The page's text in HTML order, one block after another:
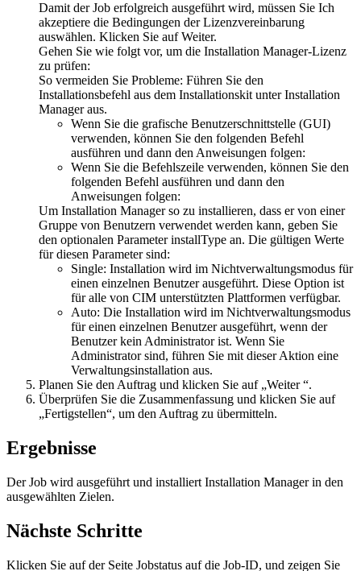
Damit der Job erfolgreich ausgeführt wird, müssen Sie Ich
akzeptiere die Bedingungen der Lizenzvereinbarung
auswählen. Klicken Sie aufWeiter.
Gehen Sie wie folgt vor, um die Installation Manager-Lizenz
zu prüfen:
So vermeiden Sie Probleme: Führen Sie den
Installationsbefehl aus dem Installationskit unter Installation
Manager aus.
Wenn Sie die grafische Benutzerschnittstelle (GUI)
verwenden, können Sie den folgenden Befehl
ausführen und dann den Anweisungen folgen:
Wenn Sie die Befehlszeile verwenden, können Sie den
folgenden Befehl ausführen und dann den
Anweisungen folgen:
Um Installation Manager so zu installieren, dass er von einer
Gruppe von Benutzern verwendet werden kann, geben Sie
den optionalen ParameterinstallType an. Die gültigen Werte
für diesen Parameter sind:
Single: Installation wird im Nichtverwaltungsmodus für
einen einzelnen Benutzer ausgeführt. Diese Option ist
für alle von CIM unterstützten Plattformen verfügbar.
Auto: Die Installation wird im Nichtverwaltungsmodus
für einen einzelnen Benutzer ausgeführt, wenn der
Benutzer kein Administrator ist. Wenn Sie
Administrator sind, führen Sie mit dieser Aktion eine
Verwaltungsinstallation aus.
Planen Sie den Auftrag und klicken Sie auf „Weiter“.
Überprüfen Sie die Zusammenfassung und klicken Sie auf
„Fertigstellen“, um den Auftrag zu übermitteln.
Ergebnisse
Der Job wird ausgeführt und installiert Installation Manager in den
ausgewählten Zielen.
Nächste Schritte
Klicken Sie auf der Seite Jobstatus auf die Job-ID, und zeigen Sie